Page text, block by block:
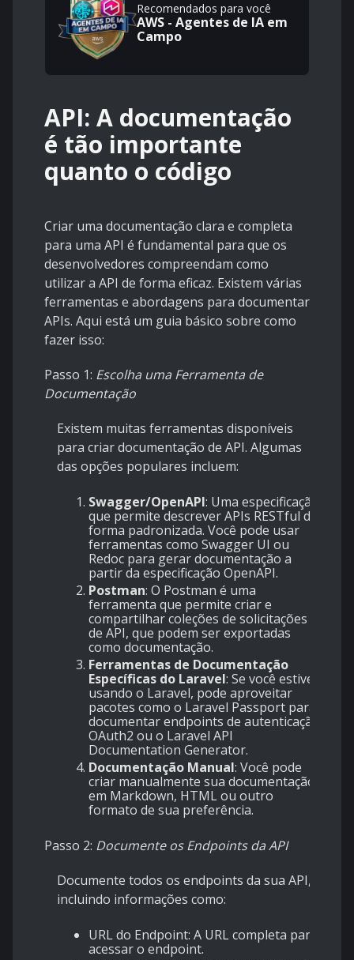
Recomendados para você
AWS - Agentes de IA em
Campo
API: A documentação
é tão importante
quanto o código
Criar uma documentação clara e completa
para uma API é fundamental para que os
desenvolvedores compreendam como
utilizar a API de forma eficaz. Existem várias
ferramentas e abordagens para documentar
APIs. Aqui está um guia básico sobre como
fazer isso:
Passo 1: Escolha uma Ferramenta de
Documentação
Existem muitas ferramentas disponíveis
para criar documentação de API. Algumas
das opções populares incluem:
Swagger/OpenAPI: Uma especificação
que permite descrever APIs RESTful de
forma padronizada. Você pode usar
ferramentas como Swagger UI ou
Redoc para gerar documentação a
partir da especificação OpenAPI.
Postman: O Postman é uma
ferramenta que permite criar e
compartilhar coleções de solicitações
de API, que podem ser exportadas
como documentação.
Ferramentas de Documentação
Específicas do Laravel: Se você estiver
usando o Laravel, pode aproveitar
pacotes como o Laravel Passport para
documentar endpoints de autenticação
OAuth2 ou o Laravel API
Documentation Generator.
Documentação Manual: Você pode
criar manualmente sua documentação
em Markdown, HTML ou outro
formato de sua preferência.
Passo 2: Documente os Endpoints da API
Documente todos os endpoints da sua API,
incluindo informações como:
URL do Endpoint: A URL completa para
acessar o endpoint.